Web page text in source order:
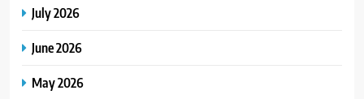
July 2026
June 2026
May 2026